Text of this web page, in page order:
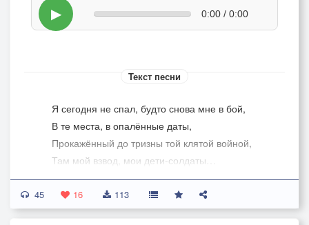
▶ 0:00 / 0:00
Текст песни
Я сегодня не спал, будто снова мне в бой,
В те места, в опалённые даты,
Прокажённый до тризны той клятой войной,
Там мой взвод, мои дети-солдаты…
Как встречал я в грязи 96-й
Под разрывы и трассеров росчерк,
45 16 113